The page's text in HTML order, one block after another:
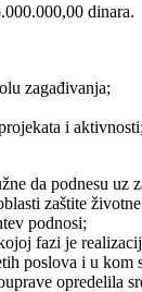
dinara.
zagađivanja;
i aktivnosti;
da podnesu uz
zaštite
podnosi;
fazi je
poslova i u
opredelila